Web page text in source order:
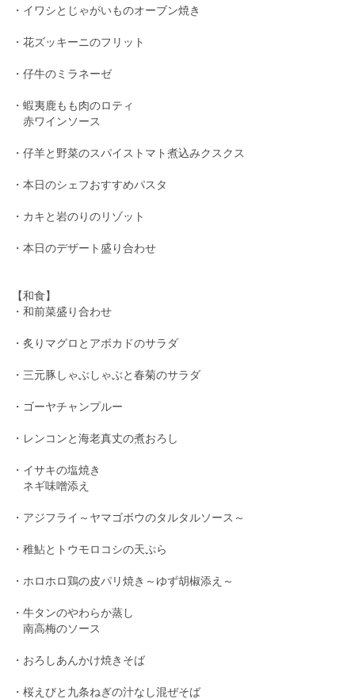
・イワシとじゃがいものオーブン焼き
・花ズッキーニのフリット
・仔牛のミラネーゼ
・蝦夷鹿もも肉のロティ
赤ワインソース
・仔羊と野菜のスパイストマト煮込みクスクス
・本日のシェフおすすめパスタ
・カキと岩のりのリゾット
・本日のデザート盛り合わせ
【和食】
・和前菜盛り合わせ
・炙りマグロとアボカドのサラダ
・三元豚しゃぶしゃぶと春菊のサラダ
・ゴーヤチャンプルー
・レンコンと海老真丈の煮おろし
・イサキの塩焼き
ネギ味噌添え
・アジフライ～ヤマゴボウのタルタルソース～
・稚鮎とトウモロコシの天ぷら
・ホロホロ鶏の皮パリ焼き～ゆず胡椒添え～
・牛タンのやわらか蒸し
南高梅のソース
・おろしあんかけ焼きそば
・桜えびと九条ねぎの汁なし混ぜそば